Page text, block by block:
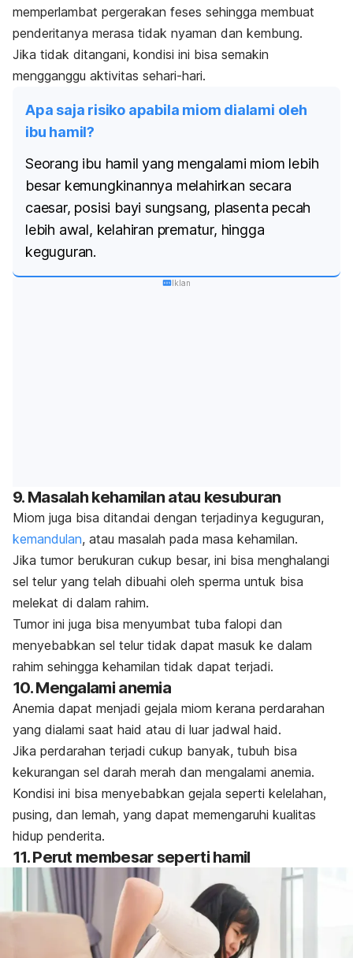
memperlambat pergerakan feses sehingga membuat
penderitanya merasa tidak nyaman dan kembung.
Jika tidak ditangani, kondisi ini bisa semakin
mengganggu aktivitas sehari-hari.
Apa saja risiko apabila miom dialami oleh
ibu hamil?
Seorang ibu hamil yang mengalami miom lebih
besar kemungkinannya melahirkan secara
caesar, posisi bayi sungsang, plasenta pecah
lebih awal, kelahiran prematur, hingga
keguguran.
Iklan
9. Masalah kehamilan atau kesuburan
Miom juga bisa ditandai dengan terjadinya keguguran,
kemandulan, atau masalah pada masa kehamilan.
Jika tumor berukuran cukup besar, ini bisa menghalangi
sel telur yang telah dibuahi oleh sperma untuk bisa
melekat di dalam rahim.
Tumor ini juga bisa menyumbat tuba falopi dan
menyebabkan sel telur tidak dapat masuk ke dalam
rahim sehingga kehamilan tidak dapat terjadi.
10. Mengalami anemia
Anemia dapat menjadi gejala miom kerana perdarahan
yang dialami saat haid atau di luar jadwal haid.
Jika perdarahan terjadi cukup banyak, tubuh bisa
kekurangan sel darah merah dan mengalami anemia.
Kondisi ini bisa menyebabkan gejala seperti kelelahan,
pusing, dan lemah, yang dapat memengaruhi kualitas
hidup penderita.
11. Perut membesar seperti hamil